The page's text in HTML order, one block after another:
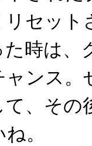
セット
時は、
ンス。
、その
。